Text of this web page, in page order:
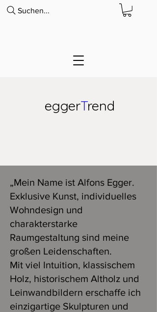
Suchen...
eggerTrend
„Mein Name ist Alfons Egger.
Exklusive Kunst, individuelles
Wohndesign und
charakterstarke
Raumgestaltung sind meine
großen Leidenschaften.
Mit viel Intuition, klassischem
Holz, historischem Altholz und
Leinwandbildern erschaffe ich
einzigartige Skulpturen und